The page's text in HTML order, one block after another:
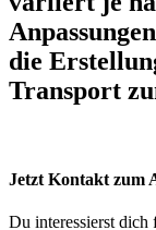
die
Transport
Jetzt Kontakt zum
Du interessierst dich